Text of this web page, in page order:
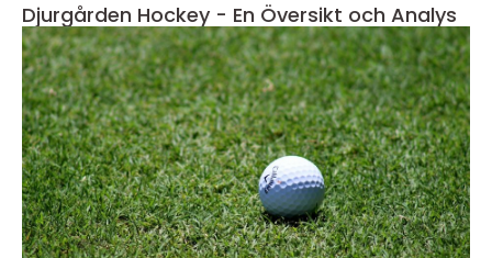
Djurgården Hockey - En Översikt och Analys